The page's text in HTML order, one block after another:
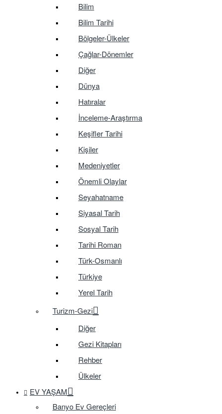
Bilim
Bilim Tarihi
Bölgeler-Ülkeler
Çağlar-Dönemler
Diğer
Dünya
Hatıralar
İnceleme-Araştırma
Keşifler Tarihi
Kişiler
Medeniyetler
Önemli Olaylar
Seyahatname
Siyasal Tarih
Sosyal Tarih
Tarihi Roman
Türk-Osmanlı
Türkiye
Yerel Tarih
Turizm-Gezi
Diğer
Gezi Kitapları
Rehber
Ülkeler
EV YAŞAM
Banyo Ev Gereçleri